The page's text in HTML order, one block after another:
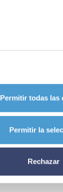
Permitir todas las
Permitir la
Rechazar